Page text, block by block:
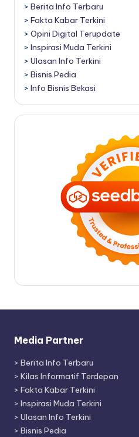
> Berita Info Terbaru
> Fakta Kabar Terkini
> Opini Digital Terupdate
> Inspirasi Muda Terkini
> Ulasan Info Terkini
> Bisnis Pedia
> Info Bisnis Bekasi
Media Partner
> Berita Info Terbaru
> Kilas Informatif Terdepan
> Fakta Kabar Terkini
> Inspirasi Muda Terkini
> Ulasan Info Terkini
> Bisnis Pedia